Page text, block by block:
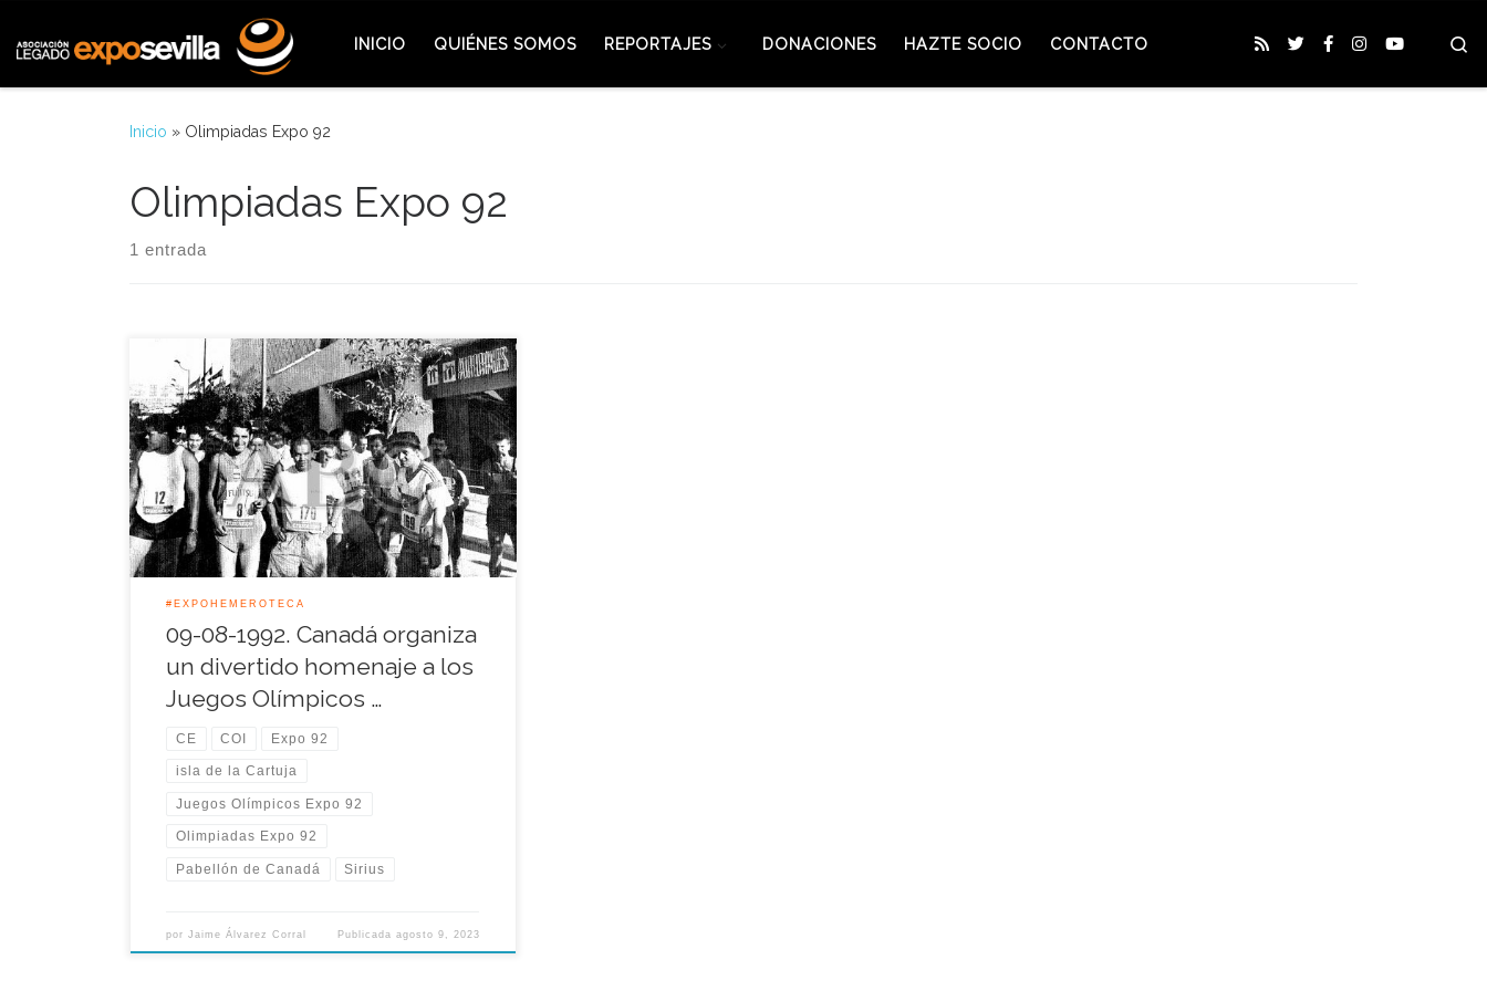
INICIO QUIÉNES SOMOS REPORTAJES DONACIONES HAZTE SOCIO CONTACTO
Inicio » Olimpiadas Expo 92
Olimpiadas Expo 92
1 entrada
Hoy vamos a recordar en la Expo-Hemeroteca una
jornada muy especial que vivieron muchos
trabajadores, periodistas y diferentes personas que
formaban parte de la Expo’92 en la llamada
Olimpiadas de la Expo. Periodistas, trabajadores
de distintos pabellones y personal de la Expo,
todos a una, convocados por Canadá, rindieron un
[…]
#EXPOHEMEROTECA
09-08-1992. Canadá organiza
un divertido homenaje a los
Juegos Olímpicos …
CE COI Expo 92
isla de la Cartuja
Juegos Olímpicos Expo 92
Olimpiadas Expo 92
Pabellón de Canadá Sirius
porJaime Álvarez Corral Publicada agosto 9, 2023